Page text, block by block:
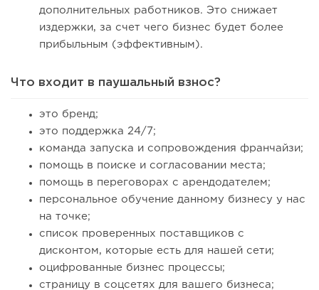
дополнительных работников. Это снижает
издержки, за счет чего бизнес будет более
прибыльным (эффективным).
Что входит в паушальный взнос?
это бренд;
это поддержка 24/7;
команда запуска и сопровождения франчайзи;
помощь в поиске и согласовании места;
помощь в переговорах с арендодателем;
персональное обучение данному бизнесу у нас
на точке;
список проверенных поставщиков с
дисконтом, которые есть для нашей сети;
оцифрованные бизнес процессы;
страницу в соцсетях для вашего бизнеса;